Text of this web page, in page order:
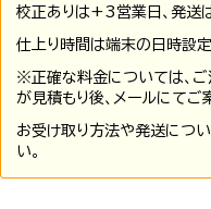
校正ありは+3営業日、発送
仕上り時間は端末の日時設定
※正確な料金については、
が見積もり後、メールにてご
お受け取り方法や発送につ
い。